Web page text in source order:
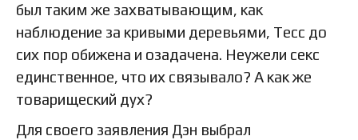
был таким же захватывающим, как
наблюдение за кривыми деревьями, Тесс до
сих пор обижена и озадачена. Неужели секс
единственное, что их связывало? А как же
товарищеский дух?
Для своего заявления Дэн выбрал